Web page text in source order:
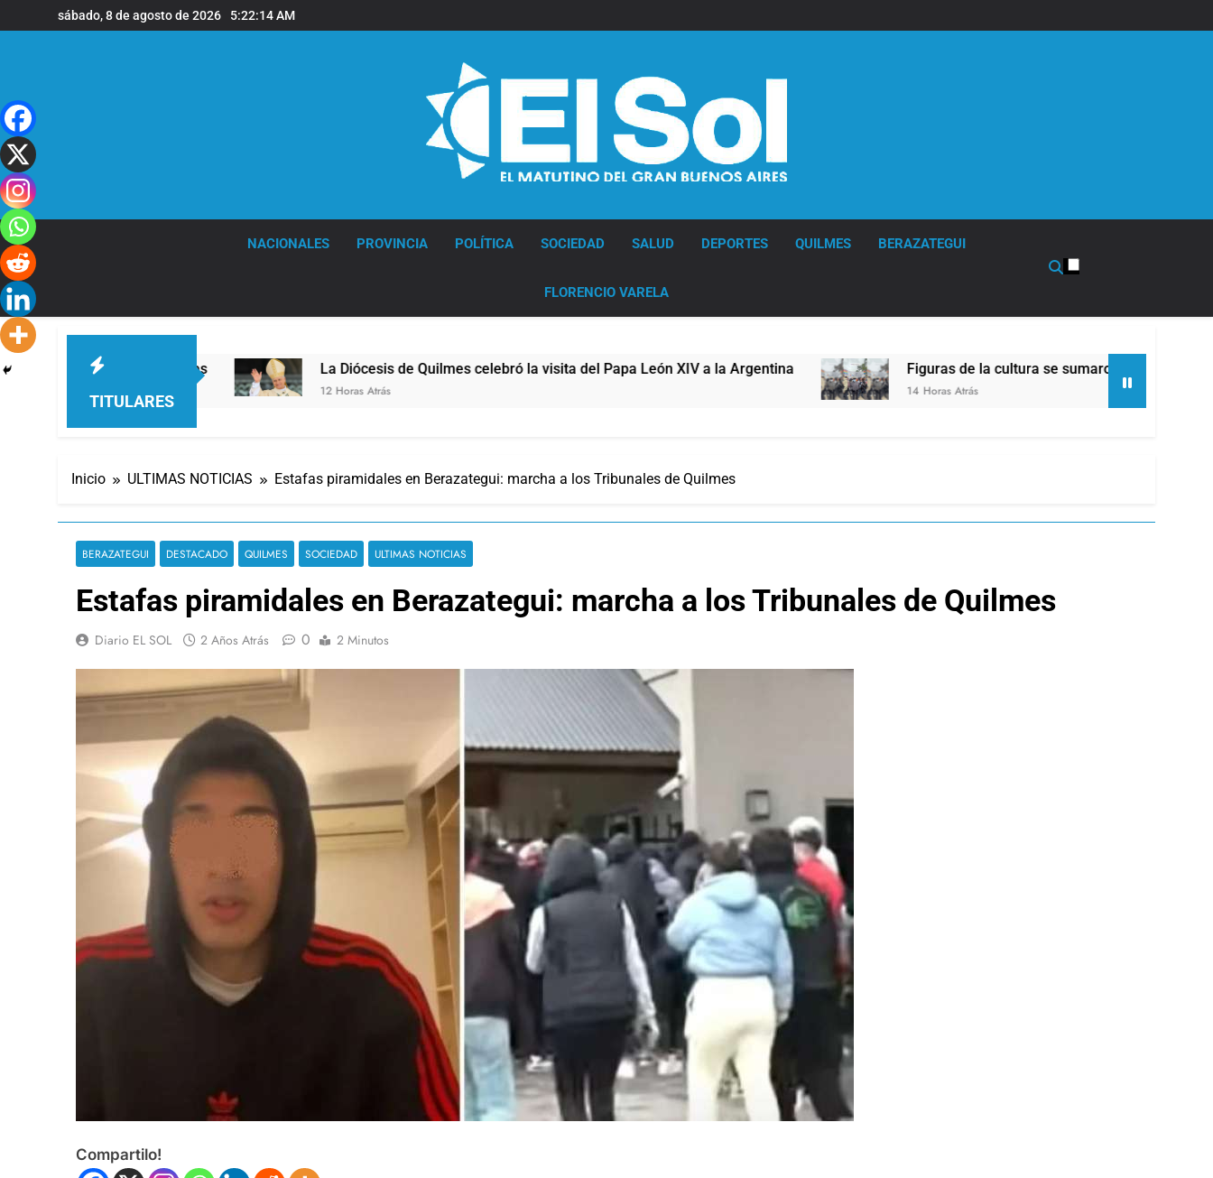
al
sábado, 8 de agosto de 2026 5:22:15 AM
NACIONALES PROVINCIA POLÍTICA SOCIEDAD SALUD DEPORTES QUILMES BERAZATEGUI
FLORENCIO VARELA
TITULARES
sede de Quilmes La Diócesis de Quilmes celebró la visita del Papa León XIV a la Argentina
12 Horas Atrás
Figuras de la cultura se sumaron a la marcha frente al
14 Horas Atrás
Inicio ULTIMAS NOTICIAS Estafas piramidales en Berazategui: marcha a los Tribunales de Quilmes
BERAZATEGUI DESTACADO QUILMES SOCIEDAD ULTIMAS NOTICIAS
Estafas piramidales en Berazategui: marcha a los Tribunales de Quilmes
Diario EL SOL 2 Años Atrás 0 2 Minutos
Compartilo!